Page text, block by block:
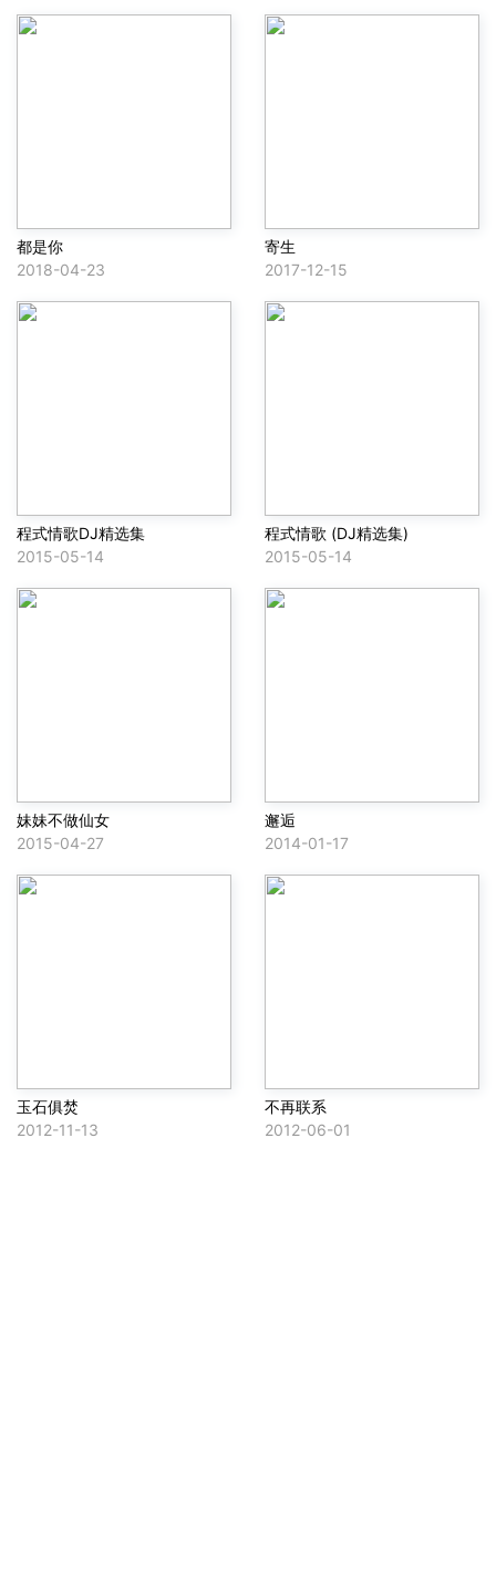
都是你
2018-04-23
寄生
2017-12-15
程式情歌DJ精选集
2015-05-14
程式情歌 (DJ精选集)
2015-05-14
妹妹不做仙女
2015-04-27
邂逅
2014-01-17
玉石俱焚
2012-11-13
不再联系
2012-06-01